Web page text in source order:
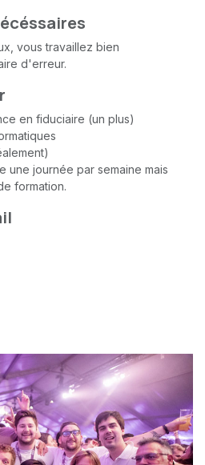
vous travaillez bien
d'erreur.
en fiduciaire (un plus)
une journée par semaine mais
formation.